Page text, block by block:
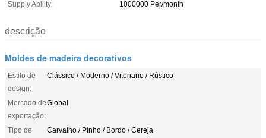
Supply Ability:
1000000 Per/month
descrição
Moldes de madeira decorativos
Estilo de
design:
Clássico / Moderno / Vitoriano / Rústico
Mercado de
exportação:
Global
Tipo de
Carvalho / Pinho / Bordo / Cereja